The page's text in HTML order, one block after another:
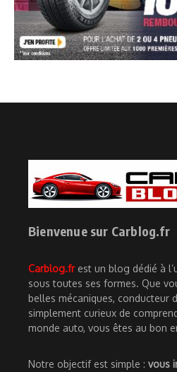
Bienvenue sur Carblog.fr
Carblog.frest un blog dédié à
sous toutes ses formes. Que
belles mécaniques, conducteur
simplement curieux de
monde auto, vous êtes au bon
Notre objectif est simple : vous